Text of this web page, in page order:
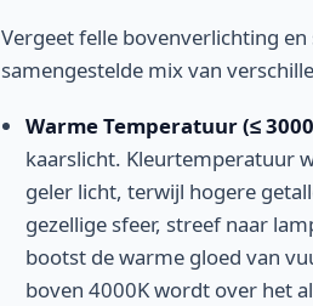
Vergeet felle bovenverlichting
samengestelde mix van
Warme Temperatuur (≤
kaarslicht. Kleurtemperatuur
geler licht, terwijl hogere
gezellige sfeer, streef naar
bootst de warme gloed van
boven 4000K wordt over het